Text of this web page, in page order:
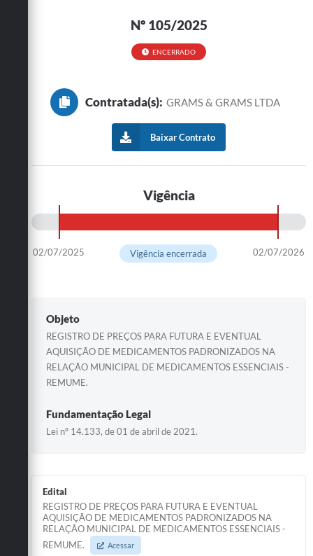
Nº 105/2025
ENCERRADO
Contratada(s): GRAMS & GRAMS LTDA
Baixar Contrato
Vigência
02/07/2025 02/07/2026
Vigência encerrada
Objeto
REGISTRO DE PREÇOS PARA FUTURA E EVENTUAL
AQUISIÇÃO DE MEDICAMENTOS PADRONIZADOS NA
RELAÇÃO MUNICIPAL DE MEDICAMENTOS ESSENCIAIS -
REMUME.
Fundamentação Legal
Lei nº 14.133, de 01 de abril de 2021.
Edital
REGISTRO DE PREÇOS PARA FUTURA E EVENTUAL
AQUISIÇÃO DE MEDICAMENTOS PADRONIZADOS NA
RELAÇÃO MUNICIPAL DE MEDICAMENTOS ESSENCIAIS -
REMUME.
Acessar